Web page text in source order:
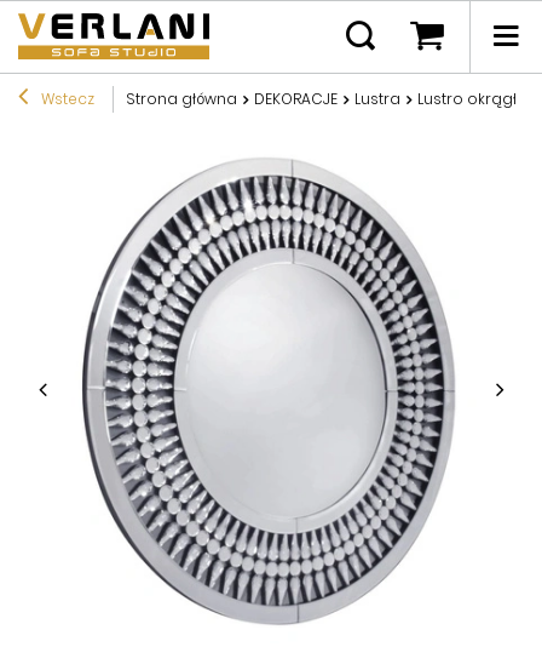
Wstecz Strona główna DEKORACJE Lustra Lustro okrągłe